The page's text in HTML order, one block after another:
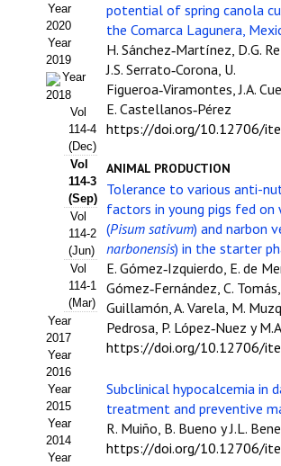
REVISTA ITEA
Presentación ITEA
Equipo Editorial
Leer revista ITEA
Directrices para autores/as
Políticas Editoriales
Propuesta Volumen Especial
Sello Calidad FECYT
Premio Prensa Agraria
Buscador de Artículos
JORNADAS AIDA
Presentación Jornadas
Year
2020
Year
2019
Year
2018
Vol
114-4
(Dec)
Vol
114-3
(Sep)
Vol
114-2
(Jun)
Vol
114-1
(Mar)
Year
2017
Year
2016
Year
2015
Year
2014
Year
potential of spring canola
the Comarca Lagunera,
H. Sánchez‑Martínez, D.G.
J.S. Serrato‑Corona, U.
Figueroa‑Viramontes, J.A.
E. Castellanos‑Pérez
https://doi.org/10.12706/
ANIMAL PRODUCTION
Tolerance to various anti-
factors in young pigs fed on
(Pisum sativum) and narbon
narbonensis) in the starter
E. Gómez‑Izquierdo, E. de
Gómez‑Fernández, C.
Guillamón, A. Varela, M.
Pedrosa, P. López‑Nuez y
https://doi.org/10.12706/
Subclinical hypocalcemia in
treatment and preventive
R. Muiño, B. Bueno y J.L.
https://doi.org/10.12706/